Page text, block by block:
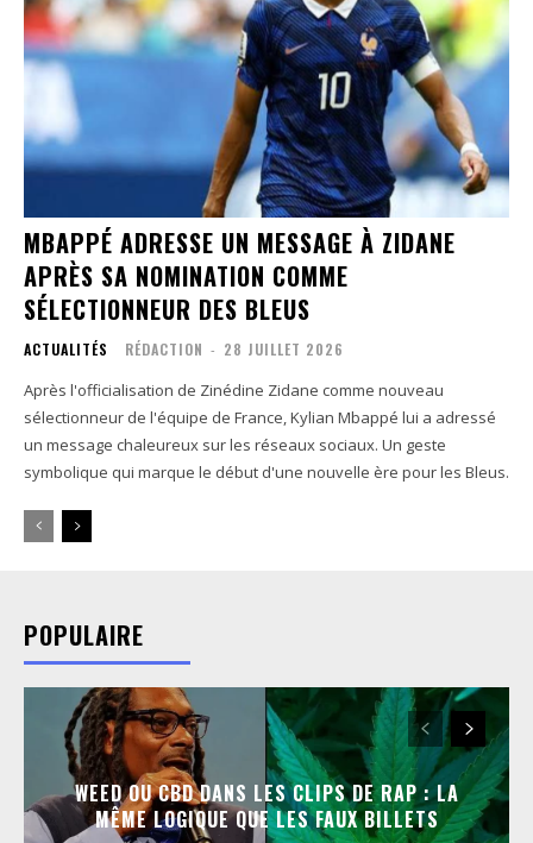
MBAPPÉ ADRESSE UN MESSAGE À ZIDANE
APRÈS SA NOMINATION COMME
SÉLECTIONNEUR DES BLEUS
ACTUALITÉS RÉDACTION - 28 JUILLET 2026
Après l'officialisation de Zinédine Zidane comme nouveau
sélectionneur de l'équipe de France, Kylian Mbappé lui a adressé
un message chaleureux sur les réseaux sociaux. Un geste
symbolique qui marque le début d'une nouvelle ère pour les Bleus.
POPULAIRE
WEED OU CBD DANS LES CLIPS DE RAP : LA
MÊME LOGIQUE QUE LES FAUX BILLETS